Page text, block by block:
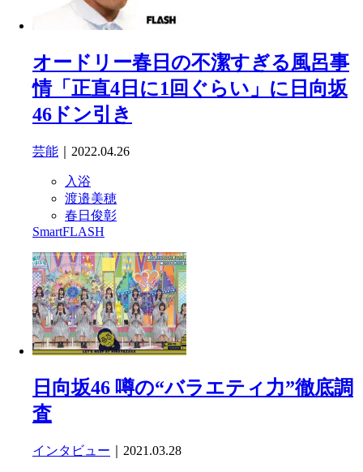
オードリー春日の不潔すぎる風呂事
情「正直4日に1回ぐらい」に日向坂
46ドン引き
芸能 ｜2022.04.26
入浴
渡邉美穂
春日俊彰
SmartFLASH
日向坂46 噂の“バラエティ力”徹底調
査
インタビュー ｜2021.03.28